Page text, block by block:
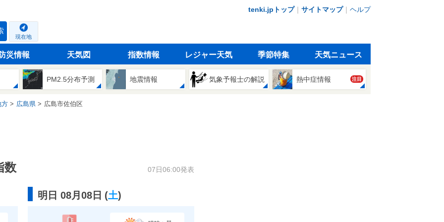
tenki.jpトップ｜ サイトマップ｜ ヘルプ
現在地
災情報 天気図 指数情報 レジャー天気 季節特集 天気ニュース
PM2.5分布予測 地震情報 気象予報士の解説 熱中症情報 注目
方 広島県 広島市佐伯区
数 07日06:00発表
明日 08月08日 (土)